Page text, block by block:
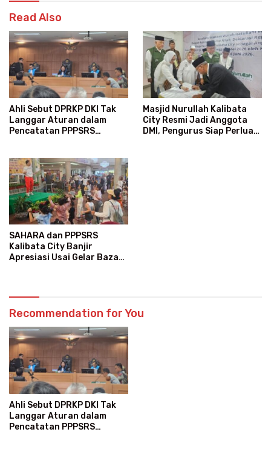
Read Also
Ahli Sebut DPRKP DKI Tak
Langgar Aturan dalam
Pencatatan PPPSRS
Masjid Nurullah Kalibata
City Resmi Jadi Anggota
DMI, Pengurus Siap Perluas
SAHARA dan PPPSRS
Kalibata City Banjir
Apresiasi Usai Gelar Bazaar
Recommendation for You
Ahli Sebut DPRKP DKI Tak
Langgar Aturan dalam
Pencatatan PPPSRS